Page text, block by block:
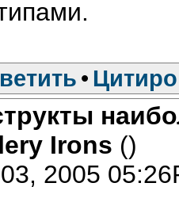
•
Irons ()
2005